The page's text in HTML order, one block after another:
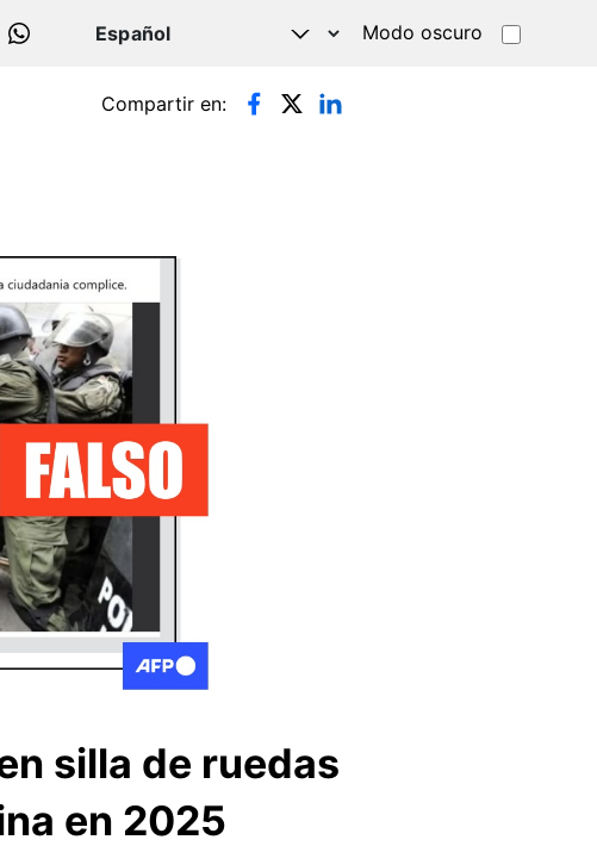
WHATSAPP
Modo oscuro
Compartir en:
silla de ruedas
en 2025